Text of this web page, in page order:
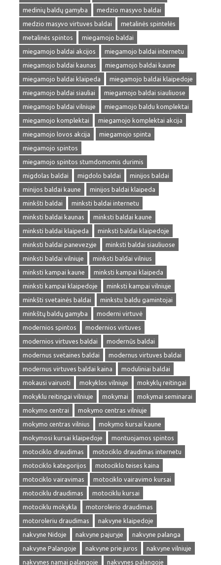
medinių baldų gamyba
medzio masyvo baldai
medzio masyvo virtuves baldai
metalinės spintelės
metalinės spintos
miegamojo baldai
miegamojo baldai akcijos
miegamojo baldai internetu
miegamojo baldai kaunas
miegamojo baldai kaune
miegamojo baldai klaipeda
miegamojo baldai klaipedoje
miegamojo baldai siauliai
miegamojo baldai siauliuose
miegamojo baldai vilniuje
miegamojo baldu komplektai
miegamojo komplektai
miegamojo komplektai akcija
miegamojo lovos akcija
miegamojo spinta
miegamojo spintos
miegamojo spintos stumdomomis durimis
migdolas baldai
migdolo baldai
minijos baldai
minijos baldai kaune
minijos baldai klaipeda
minkšti baldai
minksti baldai internetu
minksti baldai kaunas
minksti baldai kaune
minksti baldai klaipeda
minksti baldai klaipedoje
minksti baldai panevezyje
minksti baldai siauliuose
minksti baldai vilniuje
minksti baldai vilnius
minksti kampai kaune
minksti kampai klaipeda
minksti kampai klaipedoje
minksti kampai vilniuje
minkšti svetainės baldai
minkstu baldu gamintojai
minkštų baldų gamyba
moderni virtuvė
modernios spintos
modernios virtuves
modernios virtuves baldai
modernūs baldai
modernus svetaines baldai
modernus virtuves baldai
modernus virtuves baldai kaina
moduliniai baldai
mokausi vairuoti
mokyklos vilniuje
mokyklų reitingai
mokyklu reitingai vilniuje
mokymai
mokymai seminarai
mokymo centrai
mokymo centras vilniuje
mokymo centras vilnius
mokymo kursai kaune
mokymosi kursai klaipedoje
montuojamos spintos
motociklo draudimas
motociklo draudimas internetu
motociklo kategorijos
motociklo teises kaina
motociklo vairavimas
motociklo vairavimo kursai
motociklu draudimas
motociklu kursai
motociklu mokykla
motorolerio draudimas
motoroleriu draudimas
nakvyne klaipedoje
nakvyne Nidoje
nakvyne pajuryje
nakvyne palanga
nakvyne Palangoje
nakvyne prie juros
nakvyne vilniuje
nakvynes namai palangoje
nakvynes palangoje